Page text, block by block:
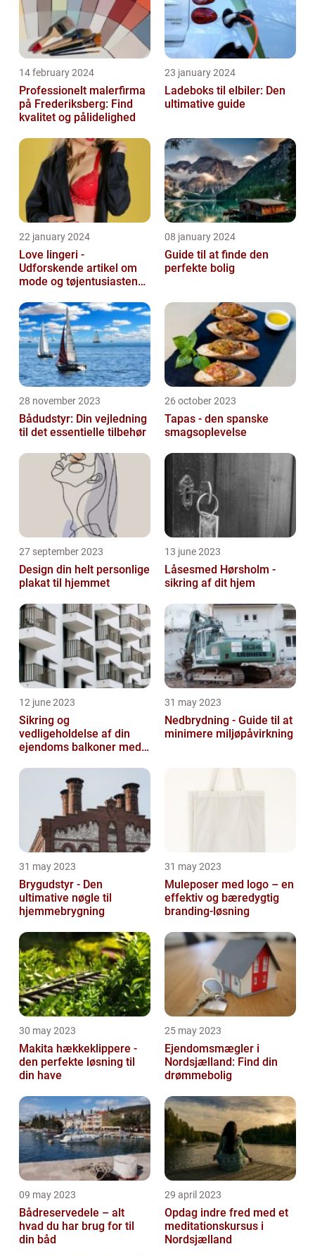
14 february 2024
Professionelt malerfirma
på Frederiksberg: Find
kvalitet og pålidelighed
23 january 2024
Ladeboks til elbiler: Den
ultimative guide
22 january 2024
Love lingeri -
Udforskende artikel om
mode og tøjentusiastens
08 january 2024
Guide til at finde den
perfekte bolig
28 november 2023
Bådudstyr: Din vejledning
til det essentielle tilbehør
26 october 2023
Tapas - den spanske
smagsoplevelse
27 september 2023
Design din helt personlige
plakat til hjemmet
13 june 2023
Låsesmed Hørsholm -
sikring af dit hjem
12 june 2023
Sikring og
vedligeholdelse af din
ejendoms balkoner med
31 may 2023
Nedbrydning - Guide til at
minimere miljøpåvirkning
31 may 2023
Brygudstyr - Den
ultimative nøgle til
hjemmebrygning
31 may 2023
Muleposer med logo – en
effektiv og bæredygtig
branding-løsning
30 may 2023
Makita hækkeklippere -
den perfekte løsning til
din have
25 may 2023
Ejendomsmægler i
Nordsjælland: Find din
drømmebolig
09 may 2023
Bådreservedele – alt
hvad du har brug for til
din båd
29 april 2023
Opdag indre fred med et
meditationskursus i
Nordsjælland